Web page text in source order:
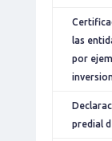
las
por
predial